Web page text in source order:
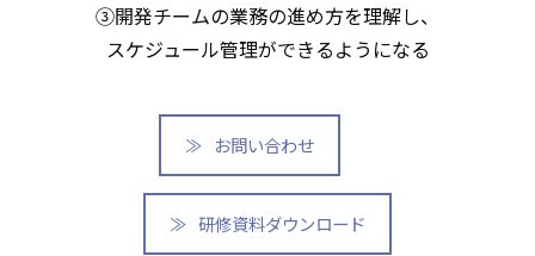
③開発チームの業務の進め方を理解し、
スケジュール管理ができるようになる
お問い合わせ
研修資料ダウンロード